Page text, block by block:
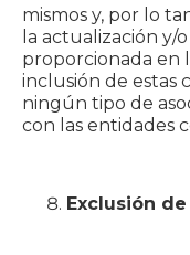
mismos y, por lo
la actualización y/
proporcionada en
inclusión de estas
ningún tipo de
con las entidades
Exclusión